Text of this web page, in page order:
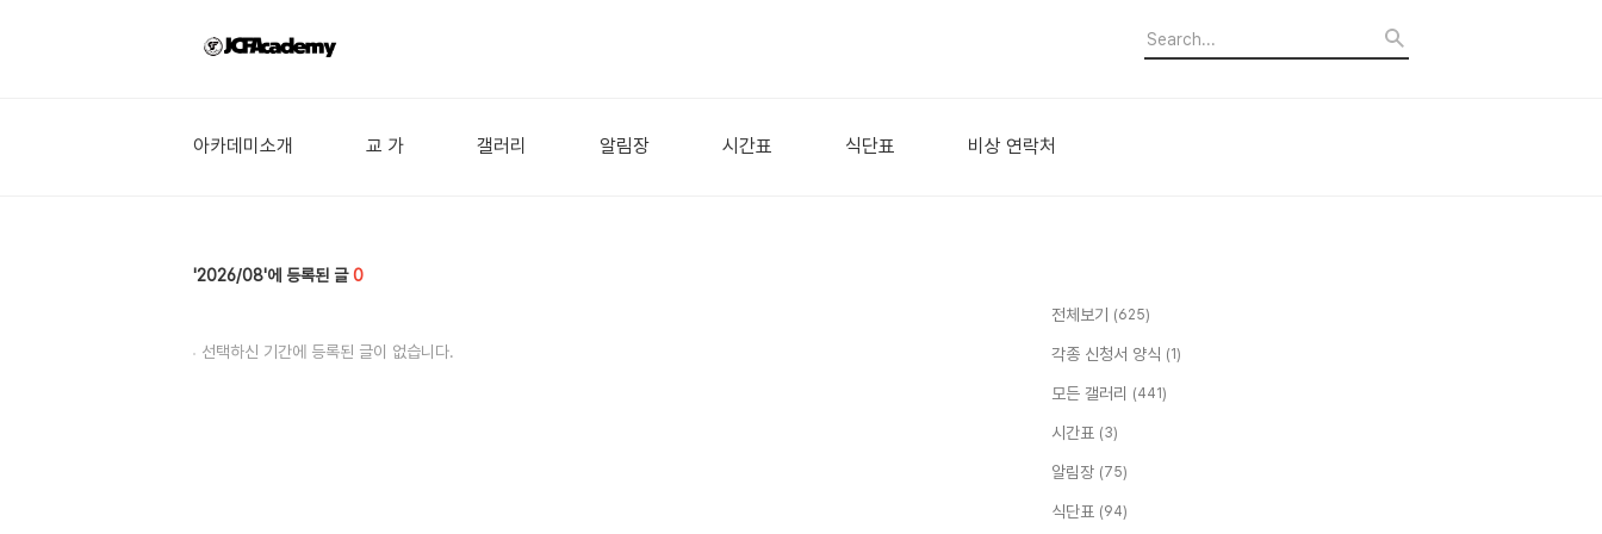
아카데미소개 교 가 갤러리 알림장 시간표 식단표 비상 연락처
2026/08 0
선택하신 기간에 등록된 글이 없습니다.
전체보기 (625)
각종 신청서 양식 (1)
모든 갤러리 (441)
시간표 (3)
알림장 (75)
식단표 (94)